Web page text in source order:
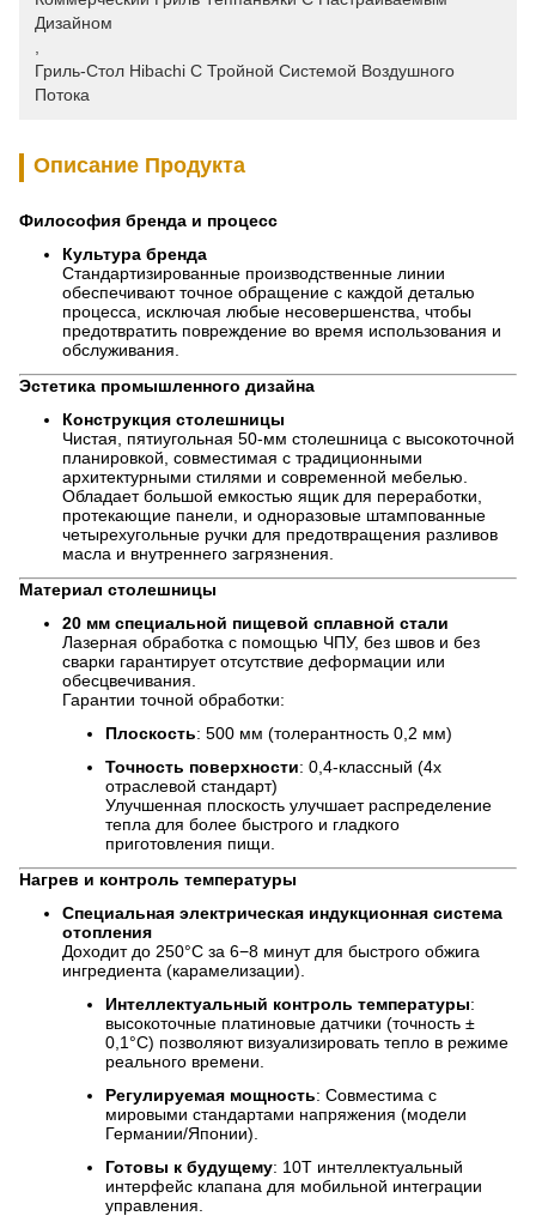
Дизайном
Гриль-Стол Hibachi С Тройной Системой Воздушного
Потока
Описание Продукта
Философия бренда и процесс
Культура бренда
Стандартизированные производственные линии
обеспечивают точное обращение с каждой деталью
процесса, исключая любые несовершенства, чтобы
предотвратить повреждение во время использования и
обслуживания.
Эстетика промышленного дизайна
Конструкция столешницы
Чистая, пятиугольная 50-мм столешница с высокоточной
планировкой, совместимая с традиционными
архитектурными стилями и современной мебелью.
Обладает большой емкостью ящик для переработки,
протекающие панели, и одноразовые штампованные
четырехугольные ручки для предотвращения разливов
масла и внутреннего загрязнения.
Материал столешницы
20 мм специальной пищевой сплавной стали
Лазерная обработка с помощью ЧПУ, без швов и без
сварки гарантирует отсутствие деформации или
обесцвечивания.
Гарантии точной обработки:
Плоскость: 500 мм (толерантность 0,2 мм)
Точность поверхности: 0,4-классный (4x
отраслевой стандарт)
Улучшенная плоскость улучшает распределение
тепла для более быстрого и гладкого
приготовления пищи.
Нагрев и контроль температуры
Специальная электрическая индукционная система
отопления
Доходит до 250°C за 6−8 минут для быстрого обжига
ингредиента (карамелизации).
Интеллектуальный контроль температуры:
высокоточные платиновые датчики (точность ±
0,1°C) позволяют визуализировать тепло в режиме
реального времени.
Регулируемая мощность: Совместима с
мировыми стандартами напряжения (модели
Германии/Японии).
Готовы к будущему: 10T интеллектуальный
интерфейс клапана для мобильной интеграции
управления.